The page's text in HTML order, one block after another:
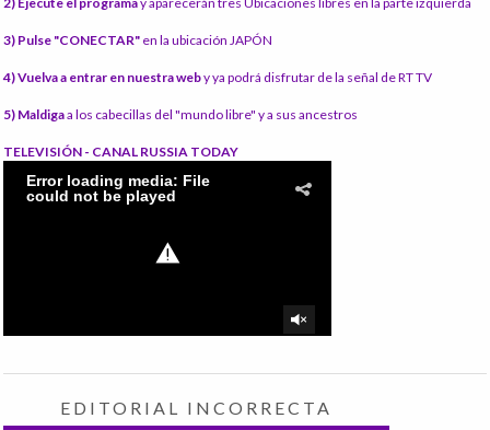
3) Pulse "CONECTAR" en la ubicación JAPÓN
4) Vuelva a entrar en nuestra weby ya podrá disfrutar de la señal de RT TV
5) Maldigaa los cabecillas del "mundo libre" y a sus ancestros
TELEVISIÓN - CANAL RUSSIA TODAY
EDITORIAL INCORRECTA